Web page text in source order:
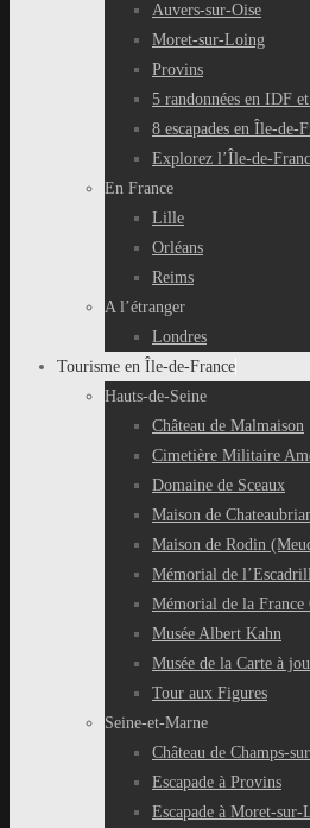
Auvers-sur-Oise
Moret-sur-Loing
Provins
5 randonnées en IDF
8 escapades en Île-de-
Explorez l’Île-de-
En France
Lille
Orléans
Reims
A l’étranger
Londres
Tourisme en Île-de-France
Hauts-de-Seine
Château de Malmaison
Cimetière Militaire
Domaine de Sceaux
Maison de
Maison de Rodin
Mémorial de
Mémorial de la France
Musée Albert Kahn
Musée de la Carte à
Tour aux Figures
Seine-et-Marne
Château de Champs-
Escapade à Provins
Escapade à Moret-sur-